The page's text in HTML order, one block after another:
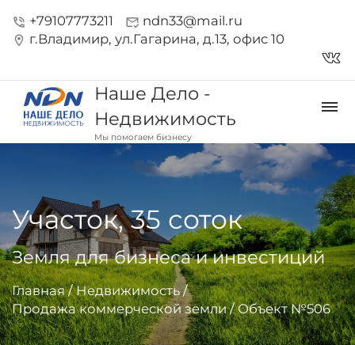
phone_in_talk +79107773211 mark_email_read ndn33@mail.ru
location_on г.Владимир, ул.Гагарина, д.13, офис 10
vk_in
Наше Дело -
Недвижимость
Мы помогаем бизнесу
dehaze
Участок, 35 соток
Земля для бизнеса и инвестиций
Главная/Недвижимость/
Продажа коммерческой земли/Объект №506